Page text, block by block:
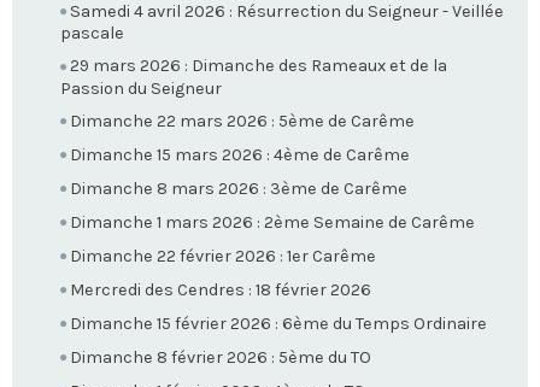
Samedi 4 avril 2026 : Résurrection du Seigneur - Veillée
pascale
29 mars 2026 : Dimanche des Rameaux et de la
Passion du Seigneur
Dimanche 22 mars 2026 : 5ème de Carême
Dimanche 15 mars 2026 : 4ème de Carême
Dimanche 8 mars 2026 : 3ème de Carême
Dimanche 1 mars 2026 : 2ème Semaine de Carême
Dimanche 22 février 2026 : 1er Carême
Mercredi des Cendres : 18 février 2026
Dimanche 15 février 2026 : 6ème du Temps Ordinaire
Dimanche 8 février 2026 : 5ème du TO